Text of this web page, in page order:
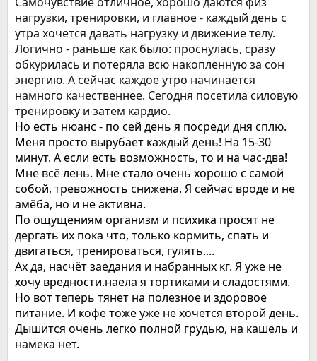
нагрузки, тренировки, и главное - каждый день с
утра хочется давать нагрузку и движение телу.
Логично - раньше как было: проснулась, сразу
обкурилась и потеряла всю накопленную за сон
энергию. А сейчас каждое утро начинается
намного качественнее. Сегодня посетила силовую
тренировку и затем кардио.
Но есть нюанс - по сей день я посреди дня сплю.
Меня просто вырубает каждый день! На 15-30
минут. А если есть возможность, то и на час-два!
Мне всё лень. Мне стало очень хорошо с самой
собой, тревожность снижена. Я сейчас вроде и не
амёба, но и не активна.
По ощущениям организм и психика просят не
дергать их пока что, только кормить, спать и
двигаться, тренироваться, гулять....
Ах да, насчёт заедания и набранных кг. Я уже не
хочу вредности.наела я тортиками и сладостями.
Но вот теперь тянет на полезное и здоровое
питание. И кофе тоже уже не хочется второй день.
Дышится очень легко полной грудью, на кашель и
намека нет.